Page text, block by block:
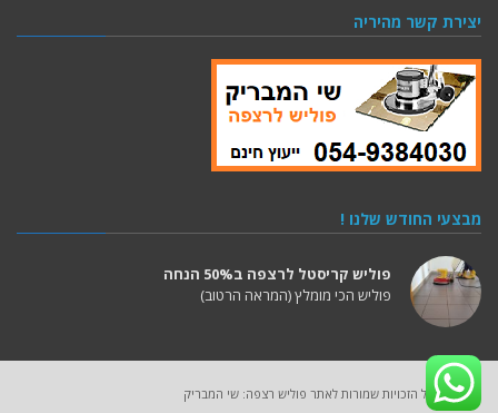
יצירת קשר מהיריה
מבצעי החודש שלנו !
פוליש קריסטל לרצפה ב50% הנחה
פוליש הכי מומלץ (המראה הרטוב)
2025 (C) כל הזכויות שמורות לאתר פוליש רצפה: שי המבריק